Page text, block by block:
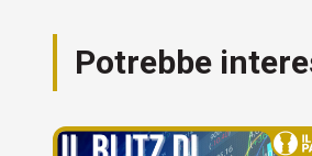
Potrebbe